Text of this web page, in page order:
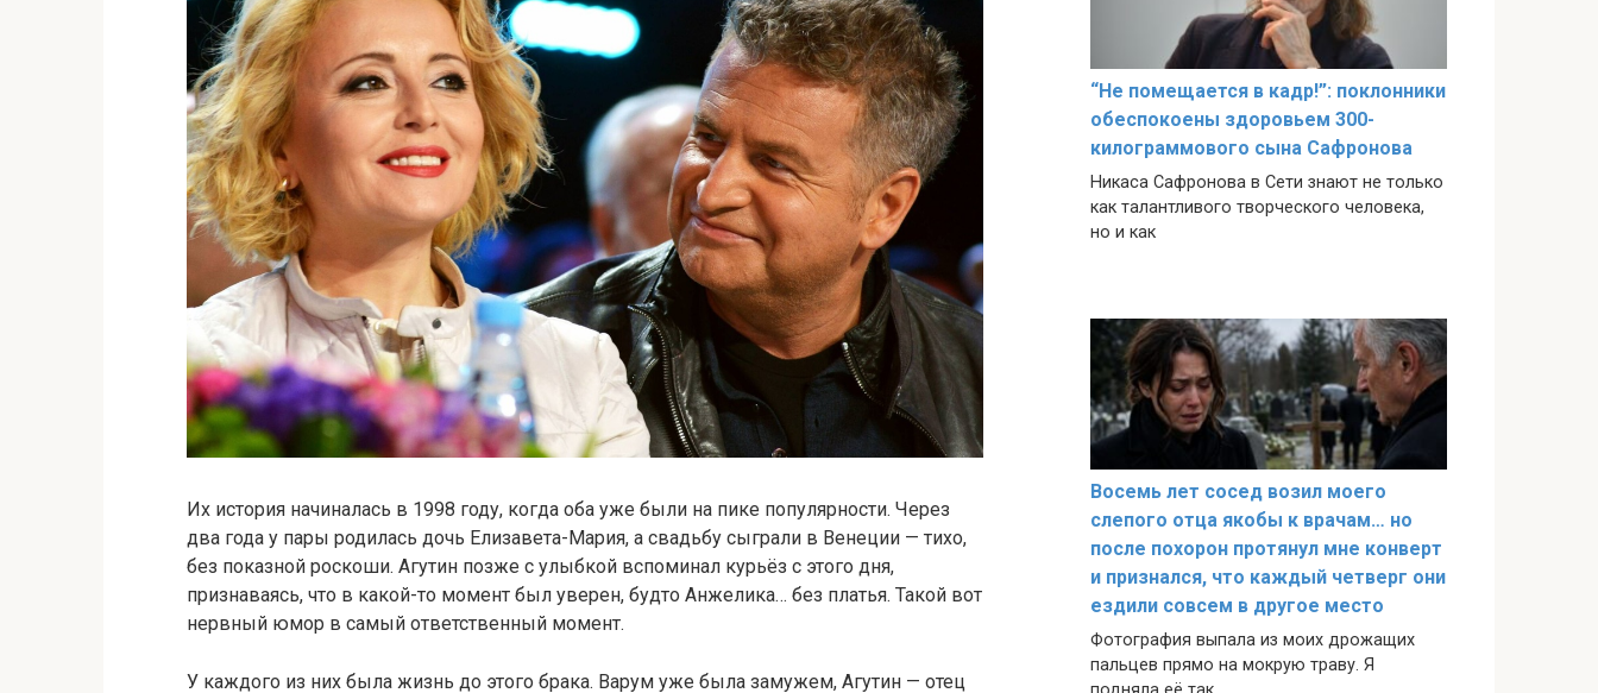
Их история начиналась в 1998 году, когда оба уже были на пике популярности. Через
два года у пары родилась дочь Елизавета-Мария, а свадьбу сыграли в Венеции — тихо,
без показной роскоши. Агутин позже с улыбкой вспоминал курьёз с этого дня,
признаваясь, что в какой-то момент был уверен, будто Анжелика… без платья. Такой вот
нервный юмор в самый ответственный момент.
У каждого из них была жизнь до этого брака. Варум уже была замужем, Агутин — отец
“Не помещается в кадр!”: поклонники
обеспокоены здоровьем 300-
килограммового сына Сафронова
Никаса Сафронова в Сети знают не только
как талантливого творческого человека,
но и как
Восемь лет сосед возил моего
слепого отца якобы к врачам… но
после похорон протянул мне конверт
и признался, что каждый четверг они
ездили совсем в другое место
Фотография выпала из моих дрожащих
пальцев прямо на мокрую траву. Я